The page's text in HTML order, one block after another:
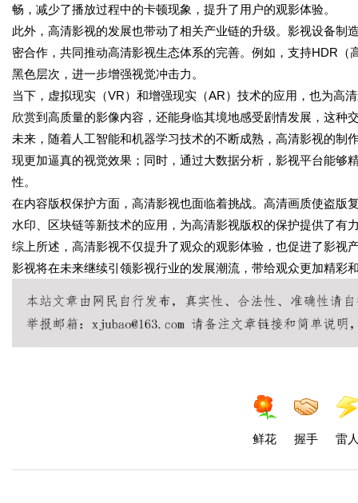
畅，减少了播放过程中的卡顿现象，提升了用户的观影体验。
此外，高清影视的发展也带动了相关产业链的升级。影视设备
密合作，共同推动高清影视生态体系的完善。例如，支持HDR
黑色层次，进一步增强视觉冲击力。
当下，虚拟现实（VR）和增强现实（AR）技术的应用，也为高
欣赏到高质量的影像内容，还能身临其境地感受剧情发展，这种
未来，随着人工智能和机器学习技术的不断成熟，高清影视的制
现更加逼真的视觉效果；同时，通过大数据分析，影视平台能够
性。
在内容版权保护方面，高清影视也面临着挑战。高清画质使盗版
水印、区块链等新技术的应用，为高清影视版权的保护提供了有
综上所述，高清影视不仅提升了观众的观影体验，也促进了影视
影视将在未来继续引领影视行业的发展潮流，带给观众更加精彩
鲜花 握手 雷